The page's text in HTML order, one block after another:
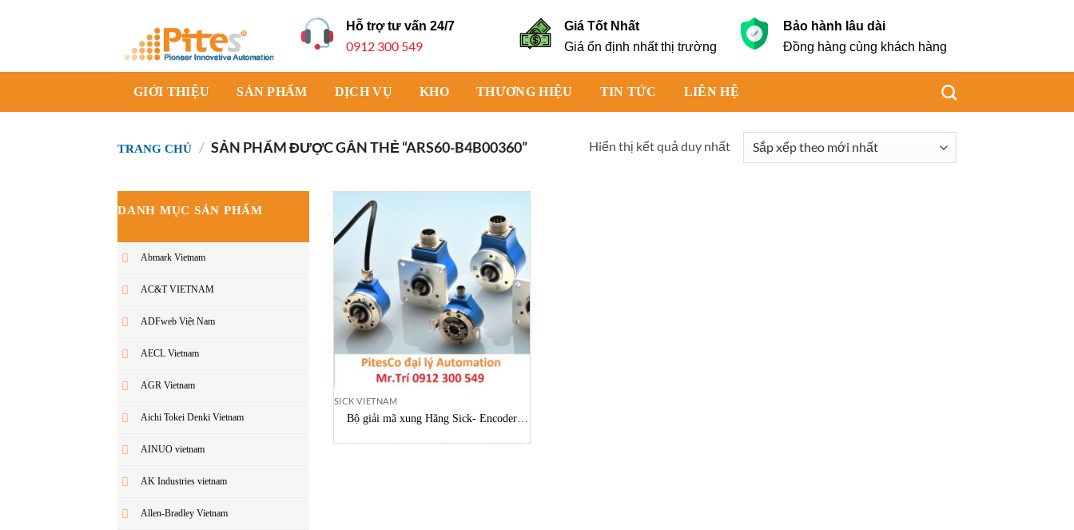
dung
Hỗ trợ tư vấn 24/7
0912 300 549
Giá Tốt Nhất
Giá ổn định nhất thị trường
Bảo hành lâu dài
Đồng hàng cùng khách hàng
GIỚI THIỆU SẢN PHẨM DỊCH VỤ KHO THƯƠNG HIỆU TIN TỨC LIÊN HỆ
TRANG CHỦ / SẢN PHẨM ĐƯỢC GẮN THẺ “ARS60-B4B00360” Hiển thị kết quả duy nhất
DANH MỤC SẢN PHẨM
Abmark Vietnam
AC&T VIETNAM
ADFweb Việt Nam
AECL Vietnam
AGR Vietnam
Aichi Tokei Denki Vietnam
AINUO vietnam
AK Industries vietnam
Allen-Bradley Vietnam
SICK VIETNAM
Bộ giải mã xung Hãng Sick- Encoder